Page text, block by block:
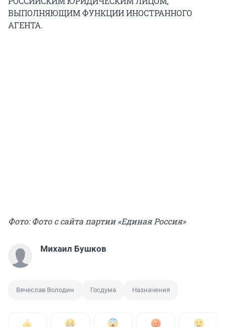
ВЫПОЛНЯЮЩИМ ФУНКЦИИ ИНОСТРАННОГО
АГЕНТА.
Фото: Фото с сайта партии «Единая Россия»
Михаил Бушков
Вячеслав Володин Госдума Назначения